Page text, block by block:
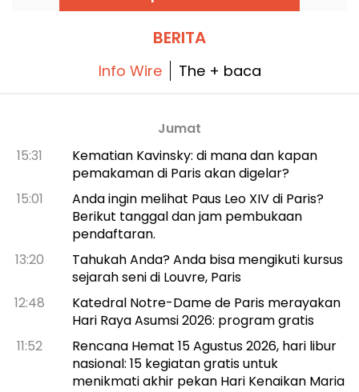
pegal) dan inilah semua ruang yang ada.
BERITA
Info Wire The + baca
Jumat
15:31
Kematian Kavinsky: di mana dan kapan
pemakaman di Paris akan digelar?
15:01
Anda ingin melihat Paus Leo XIV di Paris?
Berikut tanggal dan jam pembukaan
pendaftaran.
13:20
Tahukah Anda? Anda bisa mengikuti kursus
sejarah seni di Louvre, Paris
12:48
Katedral Notre-Dame de Paris merayakan
Hari Raya Asumsi 2026: program gratis
11:52
Rencana Hemat 15 Agustus 2026, hari libur
nasional: 15 kegiatan gratis untuk
menikmati akhir pekan Hari Kenaikan Maria